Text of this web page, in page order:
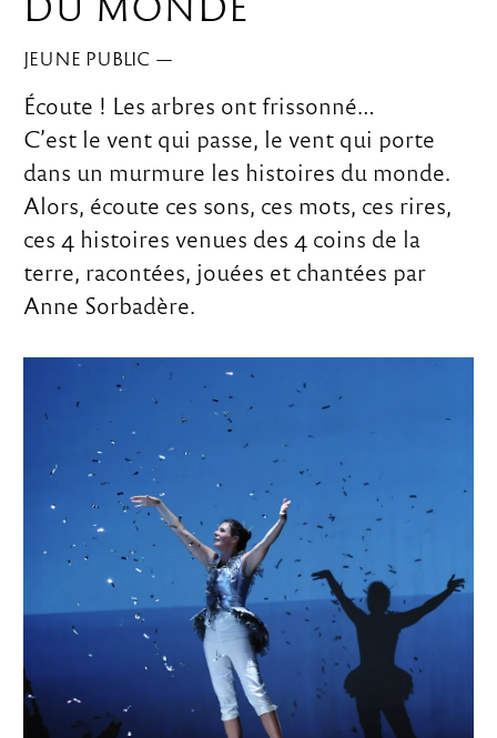
JEUNE PUBLIC —
Écoute ! Les arbres ont frissonné…
C’est le vent qui passe, le vent qui porte
dans un murmure les histoires du monde.
Alors, écoute ces sons, ces mots, ces rires,
ces 4 histoires venues des 4 coins de la
terre, racontées, jouées et chantées par
Anne Sorbadère.